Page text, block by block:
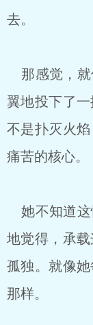
去。
那感觉，就
翼地投下了一
不是扑灭火
痛苦的核心。
她不知道这
地觉得，承
孤独。就像
那样。